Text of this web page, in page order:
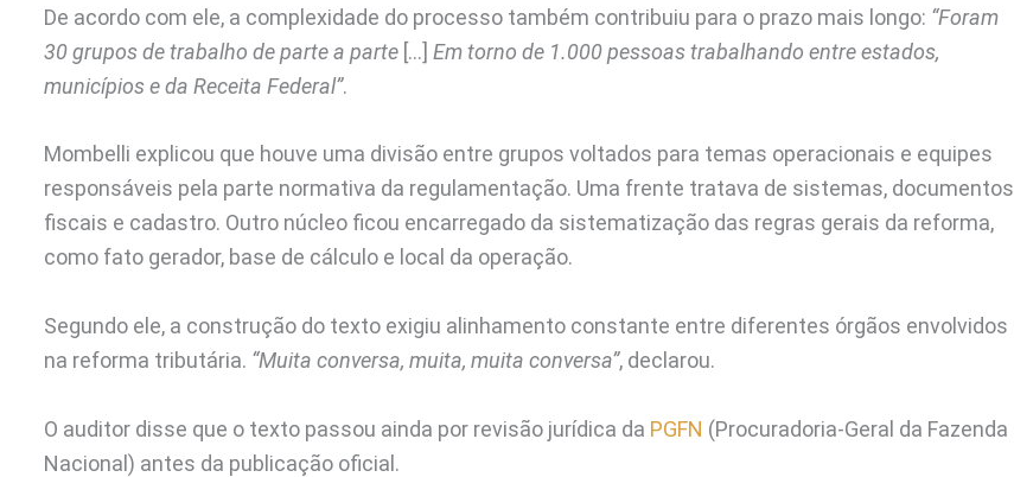
De acordo com ele, a complexidade do processo também contribuiu para o prazo mais longo: “Foram
30 grupos de trabalho de parte a parte […] Em torno de 1.000 pessoas trabalhando entre estados,
municípios e da Receita Federal”.
Mombelli explicou que houve uma divisão entre grupos voltados para temas operacionais e equipes
responsáveis pela parte normativa da regulamentação. Uma frente tratava de sistemas, documentos
fiscais e cadastro. Outro núcleo ficou encarregado da sistematização das regras gerais da reforma,
como fato gerador, base de cálculo e local da operação.
Segundo ele, a construção do texto exigiu alinhamento constante entre diferentes órgãos envolvidos
na reforma tributária. “Muita conversa, muita, muita conversa”, declarou.
O auditor disse que o texto passou ainda por revisão jurídica da PGFN (Procuradoria-Geral da Fazenda
Nacional) antes da publicação oficial.